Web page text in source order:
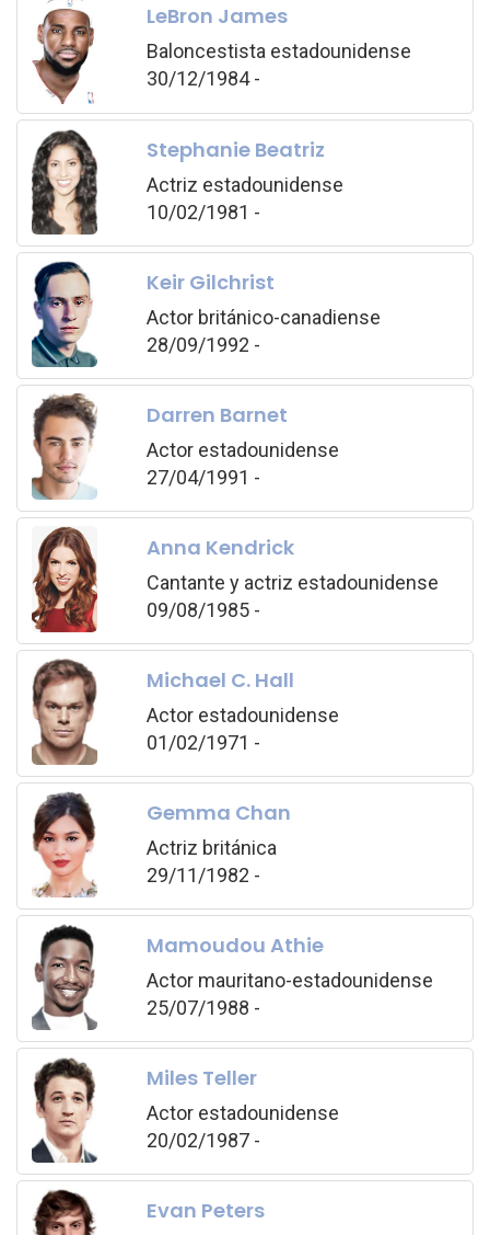
LeBron James
Baloncestista estadounidense
30/12/1984 -
Stephanie Beatriz
Actriz estadounidense
10/02/1981 -
Keir Gilchrist
Actor británico-canadiense
28/09/1992 -
Darren Barnet
Actor estadounidense
27/04/1991 -
Anna Kendrick
Cantante y actriz estadounidense
09/08/1985 -
Michael C. Hall
Actor estadounidense
01/02/1971 -
Gemma Chan
Actriz británica
29/11/1982 -
Mamoudou Athie
Actor mauritano-estadounidense
25/07/1988 -
Miles Teller
Actor estadounidense
20/02/1987 -
Evan Peters